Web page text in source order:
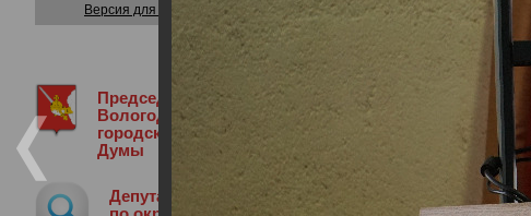
Версия для слабовидящих
Председатель
Вологодской
городской
Думы
Депутат
Медиа библиотека
43-я
43-я сессия Вологодской городской Думы
25.04.2024